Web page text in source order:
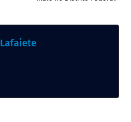
Lafaiete